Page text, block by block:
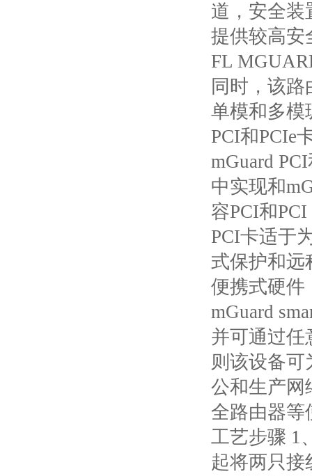
道，安全装
提供较高安
FL
同时，该
单模和多模
PCI和PCIe
mGuard PCI
中实现和
容PCI和PCI
PCI卡适于
式保护和远
便携式硬件
mGuard
并可通过任
则该设备
公和生产网
全路由器等
工艺步骤 1
起将两只接